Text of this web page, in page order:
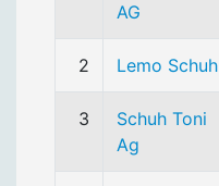
AG
2 Lemo Schuh
3
Schuh Toni
Ag